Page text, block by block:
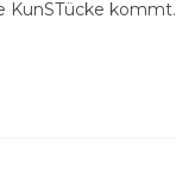
KunSTücke kommt.